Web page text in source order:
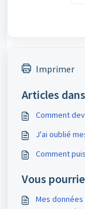
Imprimer
Articles
Comment
J'ai oublié
Comment
Vous
Mes